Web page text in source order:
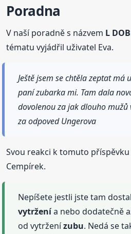
Poradna
V naší poradně s názvem L
tématu vyjádřil uživatel Eva.
Ještě jsem se chtěla zeptat má
paní zubarka mi. Tam dala
dovolenou za jak dlouho
za odpoved Ungerova
Svou reakci k tomuto
Cempírek.
Nepíšete jestli jste tam
vytrženía nebo dodatečně
od vytrženízubu. Nedá se